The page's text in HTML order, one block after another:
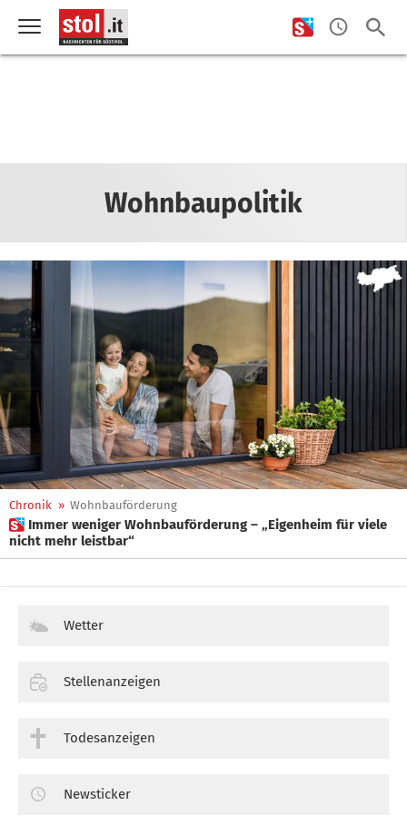
Wohnbaupolitik
Chronik » Wohnbauförderung
 Immer weniger Wohnbauförderung – „Eigenheim für viele
nicht mehr leistbar“
Wetter
Stellenanzeigen
Todesanzeigen
Newsticker